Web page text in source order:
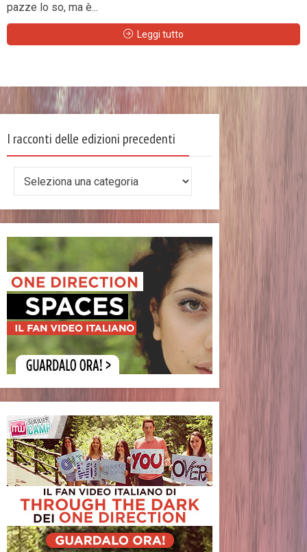
pazze lo so, ma è...
Leggi tutto
I racconti delle edizioni precedenti
delle
edizioni
precedenti